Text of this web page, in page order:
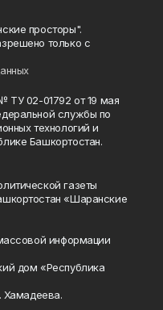
просторы".
только с
ТУ 02-01792 от 19 мая
службы по
технологий и
Башкортостан.
газеты
«Шаранские
информации
дом «Республика
Хамадеева.